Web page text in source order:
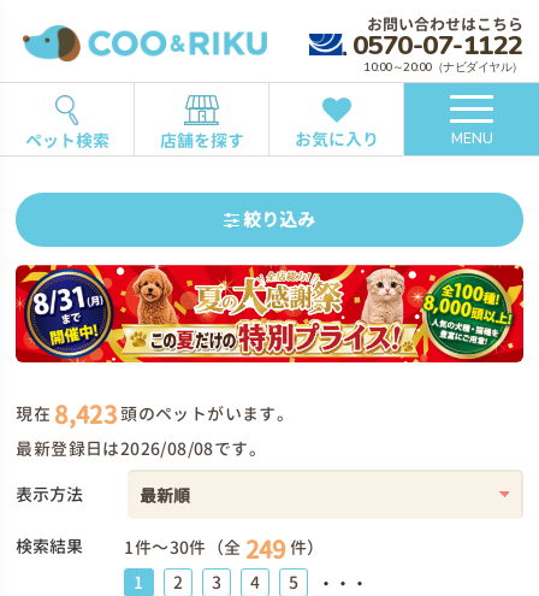
お問い合わせはこちら
0570-07-1122
10:00～20:00（ナビダイヤル）
ペット検索 店舗を探す お気に入り MENU
絞り込み
現在 8,423頭のペットがいます。
最新登録日は2026/08/08です。
表示方法
検索結果 1件～30件（全 249 件）
1
2 3 4 5 ・・・